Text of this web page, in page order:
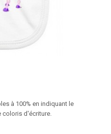
à 100% en indiquant le
coloris d'écriture.